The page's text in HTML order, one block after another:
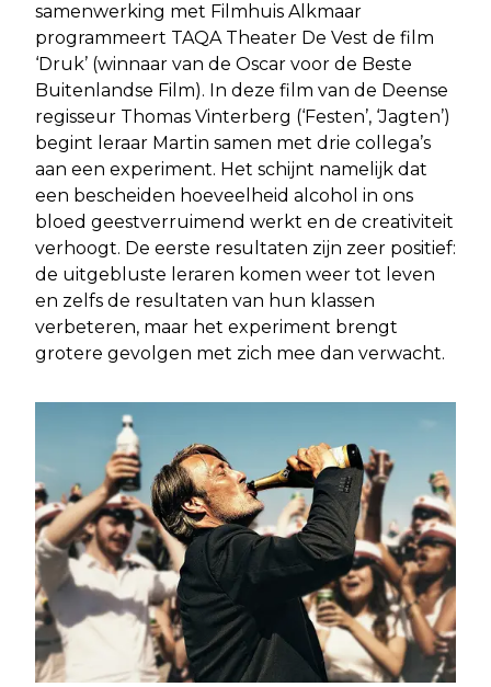
samenwerking met Filmhuis Alkmaar
programmeert TAQA Theater De Vest de film
‘Druk’ (winnaar van de Oscar voor de Beste
Buitenlandse Film). In deze film van de Deense
regisseur Thomas Vinterberg (‘Festen’, ‘Jagten’)
begint leraar Martin samen met drie collega’s
aan een experiment. Het schijnt namelijk dat
een bescheiden hoeveelheid alcohol in ons
bloed geestverruimend werkt en de creativiteit
verhoogt. De eerste resultaten zijn zeer positief:
de uitgebluste leraren komen weer tot leven
en zelfs de resultaten van hun klassen
verbeteren, maar het experiment brengt
grotere gevolgen met zich mee dan verwacht.